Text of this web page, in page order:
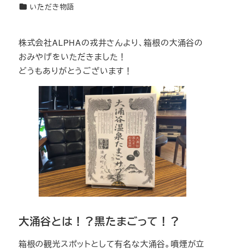
者
カ
リ
ー
いただき物語
株式会社ALPHAの戎井さんより、箱根の大涌谷の
おみやげをいただきました！
どうもありがとうございます！
大涌谷とは！？黒たまごって！？
箱根の観光スポットとして有名な大涌谷。噴煙が立